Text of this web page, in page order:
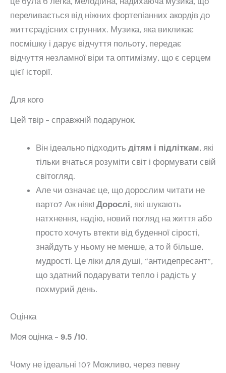
переливається від ніжних фортепіанних акордів до
життєрадісних струнних. Музика, яка викликає
посмішку і дарує відчуття польоту, передає
відчуття незламної віри та оптимізму, що є серцем
цієї історії.
Для кого
Цей твір – справжній подарунок.
Він ідеально підходить дітям і підліткам, які
тільки вчаться розуміти світ і формувати свій
світогляд.
Але чи означає це, що дорослим читати не
варто? Аж ніяк! Дорослі, які шукають
натхнення, надію, новий погляд на життя або
просто хочуть втекти від буденної сірості,
знайдуть у ньому не менше, а то й більше,
мудрості. Це ліки для душі, “антидепресант”,
що здатний подарувати тепло і радість у
похмурий день.
Оцінка
Моя оцінка – 9.5 /10.
Чому не ідеальні 10? Можливо, через певну